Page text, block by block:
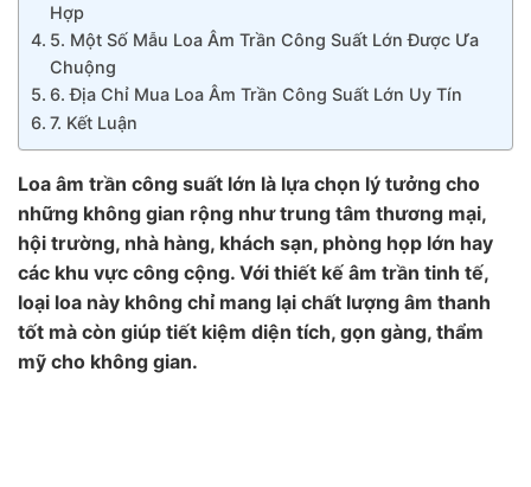
Hợp
5. Một Số Mẫu Loa Âm Trần Công Suất Lớn Được Ưa
Chuộng
6. Địa Chỉ Mua Loa Âm Trần Công Suất Lớn Uy Tín
7. Kết Luận
Loa âm trần công suất lớn là lựa chọn lý tưởng cho
những không gian rộng như trung tâm thương mại,
hội trường, nhà hàng, khách sạn, phòng họp lớn hay
các khu vực công cộng. Với thiết kế âm trần tinh tế,
loại loa này không chỉ mang lại chất lượng âm thanh
tốt mà còn giúp tiết kiệm diện tích, gọn gàng, thẩm
mỹ cho không gian.